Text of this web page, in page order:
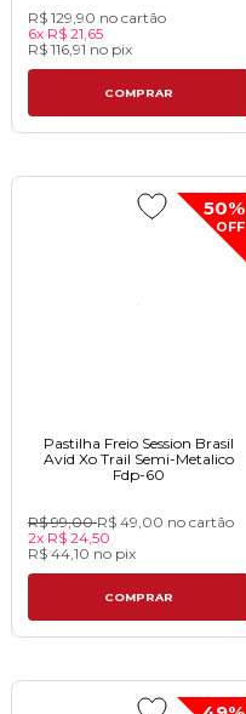
R$ 129,90 no cartão
6x R$ 21,65
R$ 116,91 no pix
COMPRAR
50%
OFF
Pastilha Freio Session Brasil
Avid Xo Trail Semi-Metalico
Fdp-60
R$ 99,00R$ 49,00 no cartão
2x R$ 24,50
R$ 44,10 no pix
COMPRAR